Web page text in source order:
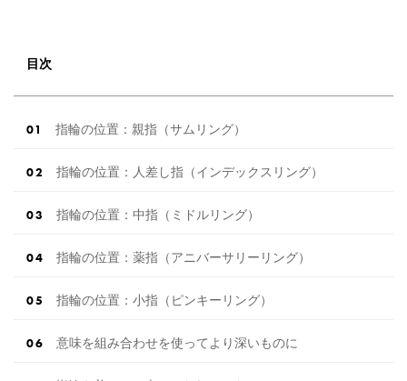
目次
指輪の位置：親指（サムリング）
指輪の位置：人差し指（インデックスリング）
指輪の位置：中指（ミドルリング）
指輪の位置：薬指（アニバーサリーリング）
指輪の位置：小指（ピンキーリング）
意味を組み合わせを使ってより深いものに